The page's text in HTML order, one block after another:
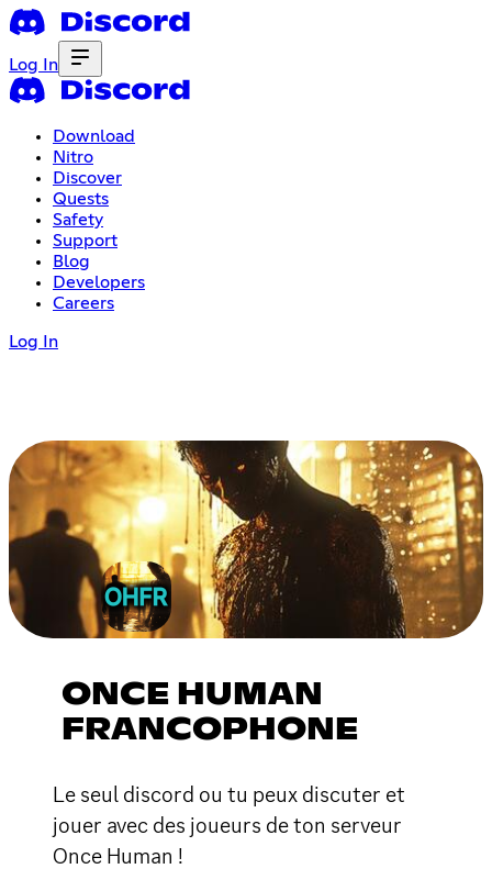
Log In
Download
Nitro
Discover
Quests
Safety
Support
Blog
Developers
Careers
Log In
ONCE HUMAN
FRANCOPHONE
Le seul discord ou tu peux discuter et
jouer avec des joueurs de ton serveur
Once Human !